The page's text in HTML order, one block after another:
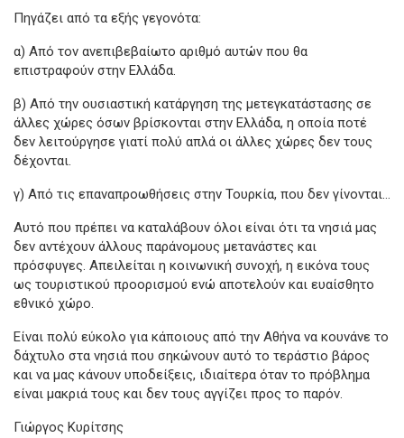
Πηγάζει από τα εξής γεγονότα:
α) Από τον ανεπιβεβαίωτο αριθμό αυτών που θα
επιστραφούν στην Ελλάδα.
β) Από την ουσιαστική κατάργηση της μετεγκατάστασης σε
άλλες χώρες όσων βρίσκονται στην Ελλάδα, η οποία ποτέ
δεν λειτούργησε γιατί πολύ απλά οι άλλες χώρες δεν τους
δέχονται.
γ) Από τις επαναπροωθήσεις στην Τουρκία, που δεν γίνονται…
Αυτό που πρέπει να καταλάβουν όλοι είναι ότι τα νησιά μας
δεν αντέχουν άλλους παράνομους μετανάστες και
πρόσφυγες. Απειλείται η κοινωνική συνοχή, η εικόνα τους
ως τουριστικού προορισμού ενώ αποτελούν και ευαίσθητο
εθνικό χώρο.
Είναι πολύ εύκολο για κάποιους από την Αθήνα να κουνάνε το
δάχτυλο στα νησιά που σηκώνουν αυτό το τεράστιο βάρος
και να μας κάνουν υποδείξεις, ιδιαίτερα όταν το πρόβλημα
είναι μακριά τους και δεν τους αγγίζει προς το παρόν.
Γιώργος Κυρίτσης